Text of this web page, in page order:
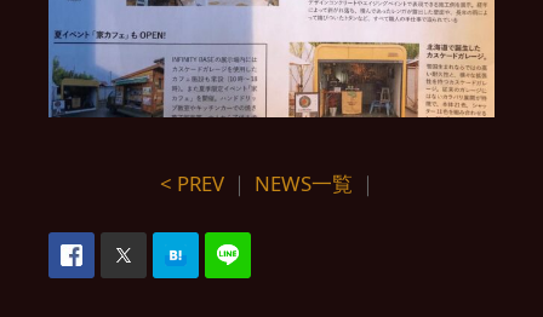
< PREV ｜ NEWS一覧 ｜